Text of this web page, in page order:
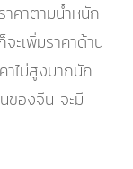
คาตามน้ำหนัก
ะเพิ่มราคาด้าน
าไม่สูงมากนัก
ของจีน จะมี